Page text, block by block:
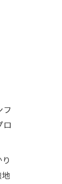
フ
ロ